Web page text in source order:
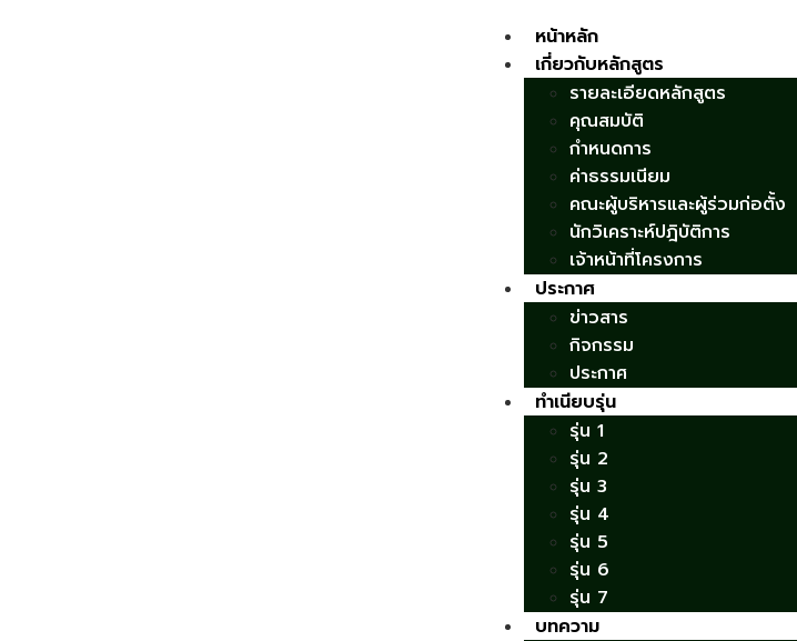
หน้าหลัก
เกี่ยวกับหลักสูตร
รายละเอียดหลักสูตร
คุณสมบัติ
กำหนดการ
ค่าธรรมเนียม
คณะผู้บริหารและผู้ร่วมก่อตั้ง
นักวิเคราะห์ปฎิบัติการ
เจ้าหน้าที่โครงการ
ประกาศ
ข่าวสาร
กิจกรรม
ประกาศ
ทำเนียบรุ่น
รุ่น 1
รุ่น 2
รุ่น 3
รุ่น 4
รุ่น 5
รุ่น 6
รุ่น 7
บทความ